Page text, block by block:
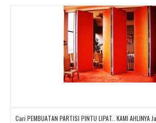
Cari PEMBUATAN PARTISI PINTU LIPAT.. KAMI AHLINYA